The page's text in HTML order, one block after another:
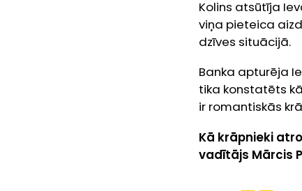
Kolins atsūtīja
viņa pieteica
dzīves situācijā.
Banka apturēja
tika konstatēts
ir romantiskās
Kā krāpnieki
vadītājs Mārcis